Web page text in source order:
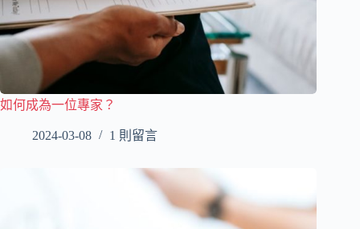
如何成為一位專家？
2024-03-08 1 則留言